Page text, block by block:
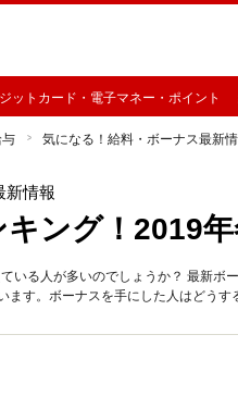
ットカード・電子マネー・ポイント
気になる！給料・ボーナス最新
新情報
ング！2019
いる人が多いのでしょうか？ 最新ボ
す。ボーナスを手にした人はどうす